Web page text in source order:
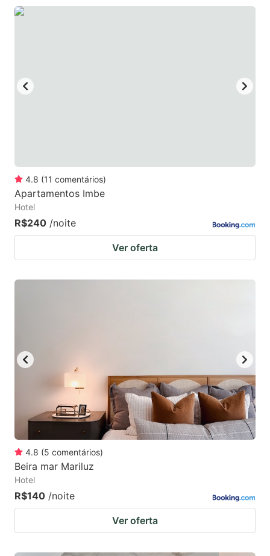
4.8 (11 comentários)
Apartamentos Imbe
Hotel
R$240 /noite
Ver oferta
4.8 (5 comentários)
Beira mar Mariluz
Hotel
R$140 /noite
Ver oferta